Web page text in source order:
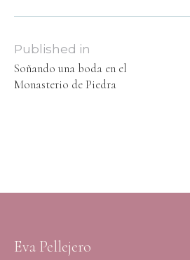
Published in
Soñando una boda en el
Monasterio de Piedra
Eva Pellejero